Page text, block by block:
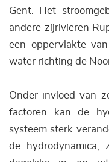
Gent. Het
andere zijrivieren
een oppervlakte
water richting de
Onder invloed van
factoren kan de
systeem sterk
de hydrodynamica,